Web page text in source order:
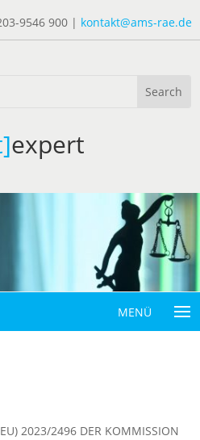
9546 900 | kontakt@ams-rae.de
expert
2023/2496 DER KOMMISSION